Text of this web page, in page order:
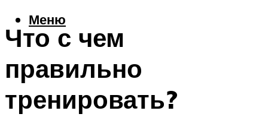
Меню
Что с чем
правильно
тренировать?